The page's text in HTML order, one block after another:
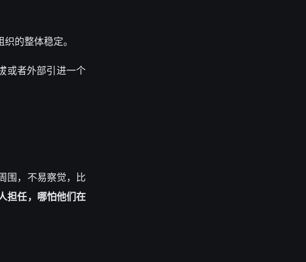
织的整体稳定。
或者外部引进一个
围，不易察觉，比
担任，哪怕他们在